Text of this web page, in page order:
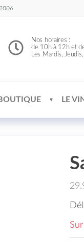
Nos horaires :
de 10h à 12h et
Les Mardis,
LE